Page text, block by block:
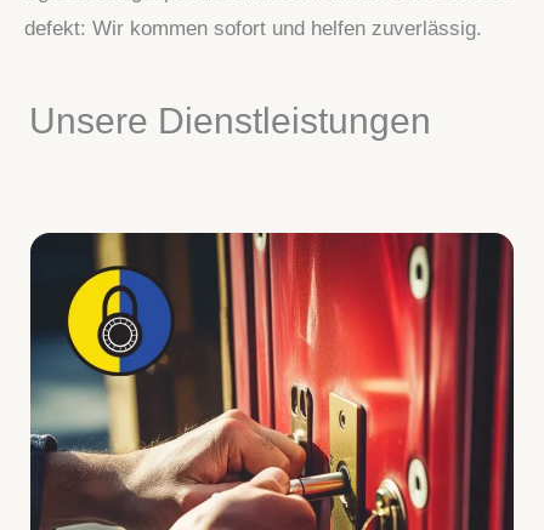
defekt: Wir kommen sofort und helfen zuverlässig.
Unsere Dienstleistungen